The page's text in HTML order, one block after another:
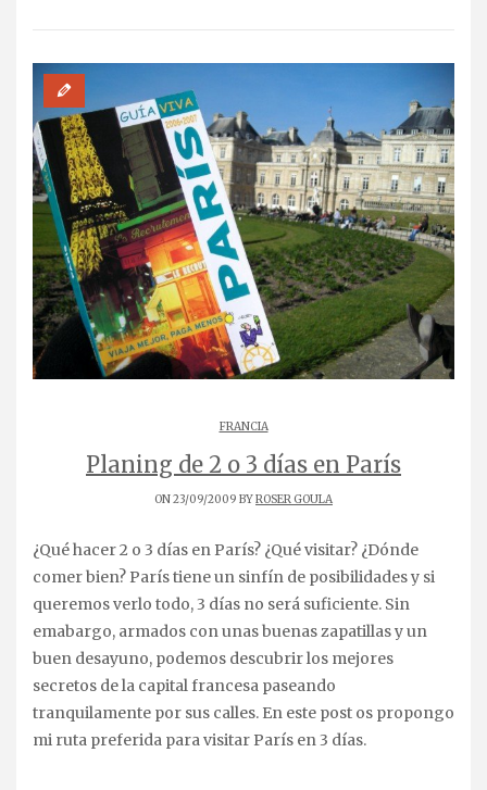
FRANCIA
Planing de 2 o 3 días en París
ON 23/09/2009 BYROSER GOULA
¿Qué hacer 2 o 3 días en París? ¿Qué visitar? ¿Dónde
comer bien? París tiene un sinfín de posibilidades y si
queremos verlo todo, 3 días no será suficiente. Sin
emabargo, armados con unas buenas zapatillas y un
buen desayuno, podemos descubrir los mejores
secretos de la capital francesa paseando
tranquilamente por sus calles. En este post os propongo
mi ruta preferida para visitar París en 3 días.